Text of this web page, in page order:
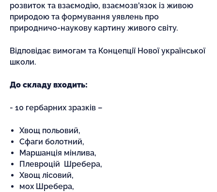
розвиток та взаємодію, взаємозв'язок із живою
природою та формування уявлень про
природничо-наукову картину живого світу.
Відповідає вимогам та Концепції Нової української
школи.
До складу входить:
- 10 гербарних зразків –
Хвощ польовий,
Сфаги болотний,
Маршанція мінлива,
Плевроцій Шребера,
Хвощ лісовий,
мох Шребера,